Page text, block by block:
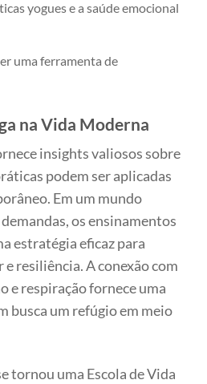
yogues e a saúde emocional
uma ferramenta de
na Vida Moderna
insights valiosos sobre
podem ser aplicadas
Em um mundo
os ensinamentos
estratégia eficaz para
resiliência. A conexão com
e respiração fornece uma
busca um refúgio em meio
tornou uma Escola de Vida